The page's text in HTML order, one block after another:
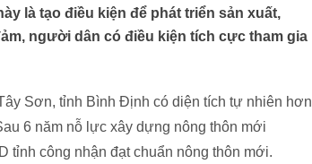
là tạo điều kiện để phát triển sản xuất,
người dân có điều kiện tích cực tham gia
Sơn, tỉnh Bình Định có diện tích tự nhiên hơn
6 năm nỗ lực xây dựng nông thôn mới
tỉnh công nhận đạt chuẩn nông thôn mới.